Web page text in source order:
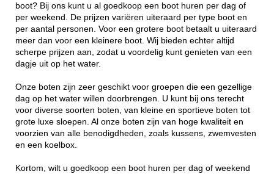
boot? Bij ons kunt u al goedkoop een boot huren per dag of
per weekend. De prijzen variëren uiteraard per type boot en
per aantal personen. Voor een grotere boot betaalt u uiteraard
meer dan voor een kleinere boot. Wij bieden echter altijd
scherpe prijzen aan, zodat u voordelig kunt genieten van een
dagje uit op het water.
Onze boten zijn zeer geschikt voor groepen die een gezellige
dag op het water willen doorbrengen. U kunt bij ons terecht
voor diverse soorten boten, van kleine en sportieve boten tot
grote luxe sloepen. Al onze boten zijn van hoge kwaliteit en
voorzien van alle benodigdheden, zoals kussens, zwemvesten
en een koelbox.
Kortom, wilt u goedkoop een boot huren per dag of weekend